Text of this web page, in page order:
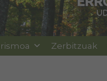
Zerbitzuak